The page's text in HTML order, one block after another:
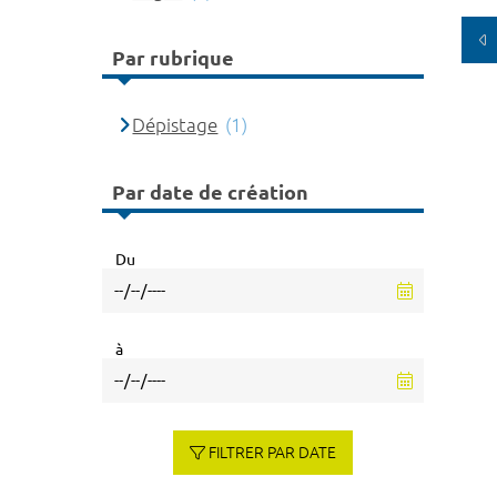
Par rubrique
Dépistage (1)
Par date de création
Du
à
FILTRER PAR DATE